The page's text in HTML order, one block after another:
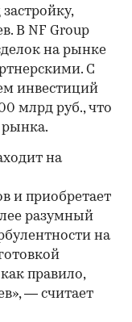
В NF Group
на рынке
С
инвестиций
млрд руб., что
рынка.
на
и приобретает
разумный
на
правило,
— считает